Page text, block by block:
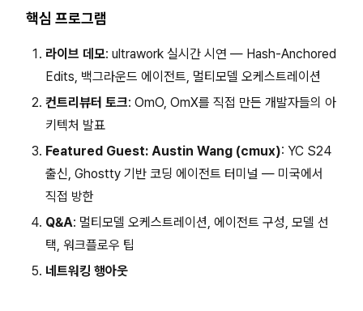
핵심 프로그램
라이브 데모: ultrawork 실시간 시연 — Hash-Anchored
Edits, 백그라운드 에이전트, 멀티모델 오케스트레이션
컨트리뷰터 토크: OmO, OmX를 직접 만든 개발자들의 아
키텍처 발표
Featured Guest: Austin Wang (cmux): YC S24
출신, Ghostty 기반 코딩 에이전트 터미널 — 미국에서
직접 방한
Q&A: 멀티모델 오케스트레이션, 에이전트 구성, 모델 선
택, 워크플로우 팁
네트워킹 행아웃